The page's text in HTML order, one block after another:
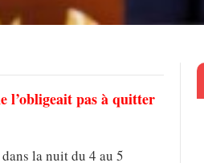
l’obligeait pas à quitter
la nuit du 4 au 5